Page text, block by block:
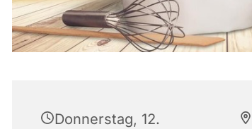
Donnerstag, 12.